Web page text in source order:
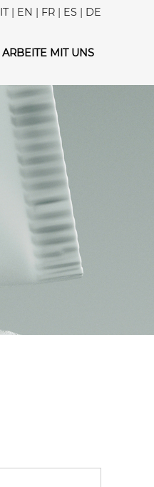
IT| EN | FR | ES | DE
ARBEITE MIT UNS